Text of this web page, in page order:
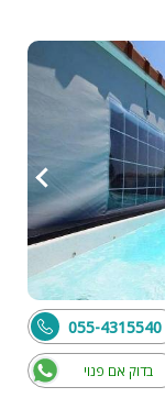
בדוק אם פנוי
055-4315540